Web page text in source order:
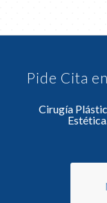
Pide Cita
Cirugía